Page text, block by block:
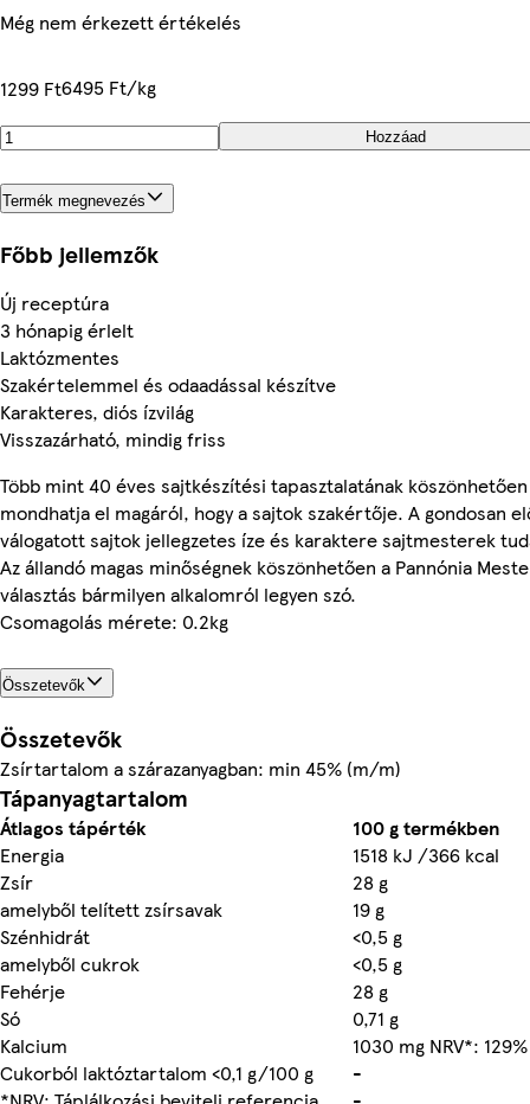
Még nem érkezett értékelés
1299 Ft6495 Ft/kg
Hozzáad
Termék megnevezés
Főbb jellemzők
Új receptúra
3 hónapig érlelt
Laktózmentes
Szakértelemmel és odaadással készítve
Karakteres, diós ízvilág
Visszazárható, mindig friss
Több mint 40 éves sajtkészítési tapasztalatának köszönhetően
mondhatja el magáról, hogy a sajtok szakértője. A gondosan
válogatott sajtok jellegzetes íze és karaktere sajtmesterek
Az állandó magas minőségnek köszönhetően a Pannónia
választás bármilyen alkalomról legyen szó.
Csomagolás mérete: 0.2kg
Összetevők
Összetevők
Zsírtartalom a szárazanyagban: min 45% (m/m)
Tápanyagtartalom
Átlagos tápérték
100 g termékben
Energia
1518 kJ /366 kcal
Zsír
28 g
amelyből telített zsírsavak
19 g
Szénhidrát
<0,5 g
amelyből cukrok
<0,5 g
Fehérje
28 g
Só
0,71 g
Kalcium
1030 mg NRV*: 129%
Cukorból laktóztartalom <0,1 g/100 g
-